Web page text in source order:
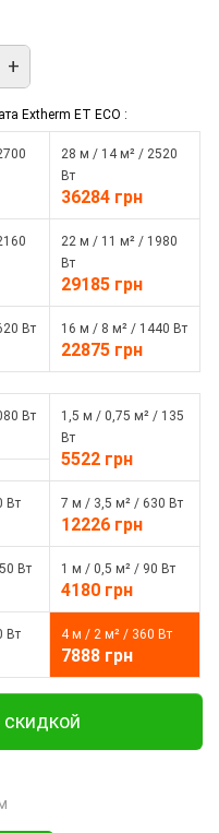
+
Extherm ET ECO :
28 м / 14 м² / 2520
Вт
36284 грн
22 м / 11 м² / 1980
Вт
29185 грн
Вт 16 м / 8 м² / 1440 Вт
22875 грн
Вт
1,5 м / 0,75 м² / 135
Вт
5522 грн
Вт 7 м / 3,5 м² / 630 Вт
12226 грн
Вт 1 м / 0,5 м² / 90 Вт
4180 грн
Вт 4 м / 2 м² / 360 Вт
7888 грн
скидкой